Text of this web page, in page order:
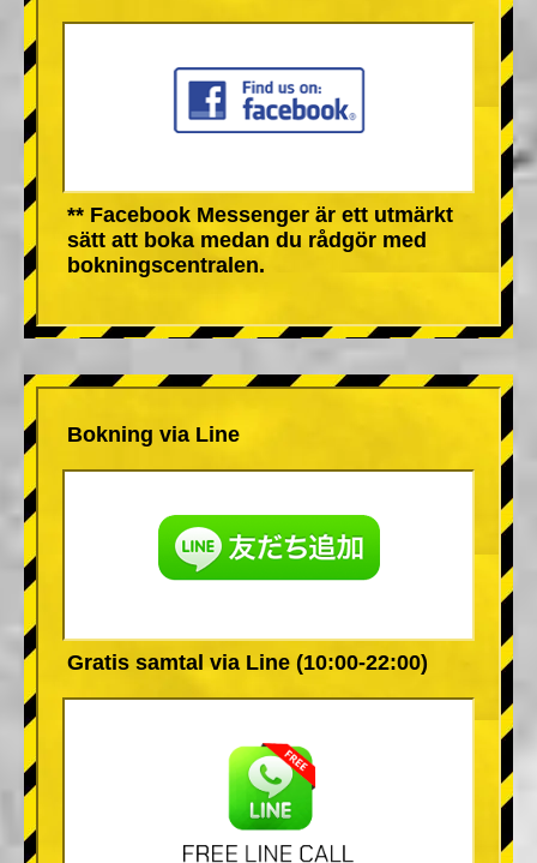
** Facebook Messenger är ett utmärkt
sätt att boka medan du rådgör med
bokningscentralen.
Bokning via Line
Gratis samtal via Line (10:00-22:00)